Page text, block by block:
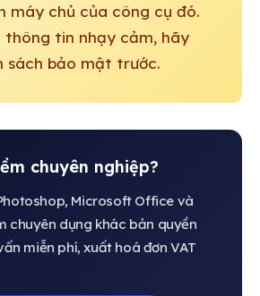
máy chủ của công cụ đó.
thông tin nhạy cảm, hãy
sách bảo mật trước.
chuyên nghiệp?
Microsoft Office và
chuyên dụng khác bản quyền
miễn phí, xuất hoá đơn VAT